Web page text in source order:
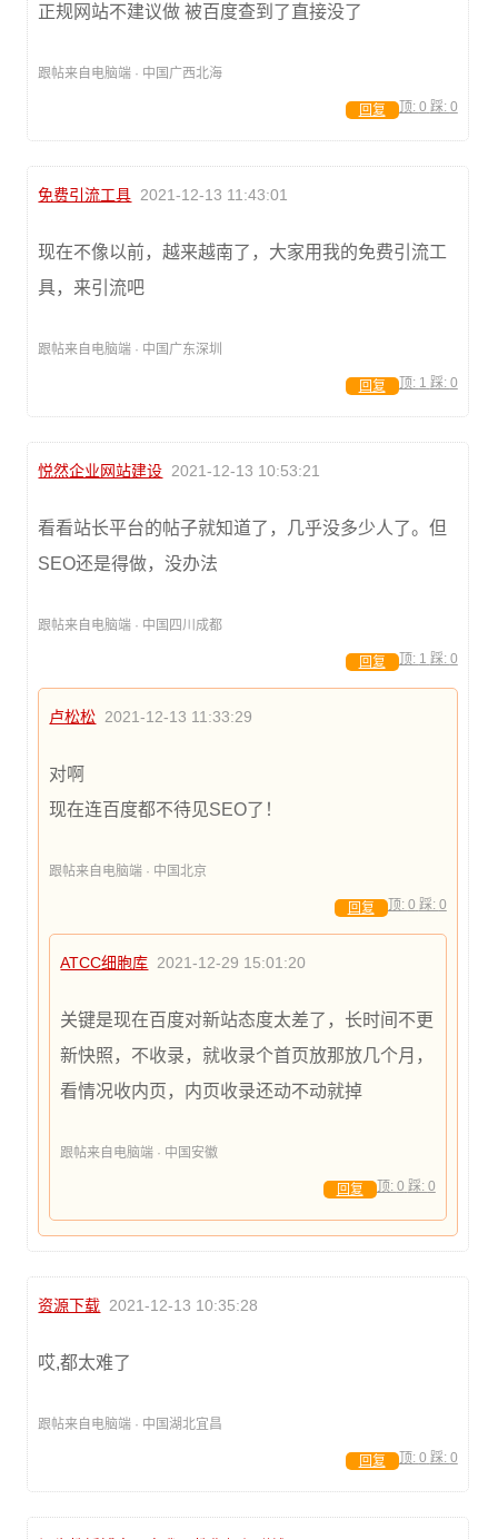
正规网站不建议做 被百度查到了直接没了
跟帖来自电脑端 · 中国广西北海
顶: 0 踩: 0
回复
免费引流工具 2021-12-13 11:43:01
现在不像以前，越来越南了，大家用我的免费引流工
具，来引流吧
跟帖来自电脑端 · 中国广东深圳
顶: 1 踩: 0
回复
悦然企业网站建设 2021-12-13 10:53:21
看看站长平台的帖子就知道了，几乎没多少人了。但
SEO还是得做，没办法
跟帖来自电脑端 · 中国四川成都
顶: 1 踩: 0
回复
卢松松 2021-12-13 11:33:29
对啊
现在连百度都不待见SEO了！
跟帖来自电脑端 · 中国北京
顶: 0 踩: 0
回复
ATCC细胞库 2021-12-29 15:01:20
关键是现在百度对新站态度太差了，长时间不更
新快照，不收录，就收录个首页放那放几个月，
看情况收内页，内页收录还动不动就掉
跟帖来自电脑端 · 中国安徽
顶: 0 踩: 0
回复
资源下载 2021-12-13 10:35:28
哎,都太难了
跟帖来自电脑端 · 中国湖北宜昌
顶: 0 踩: 0
回复